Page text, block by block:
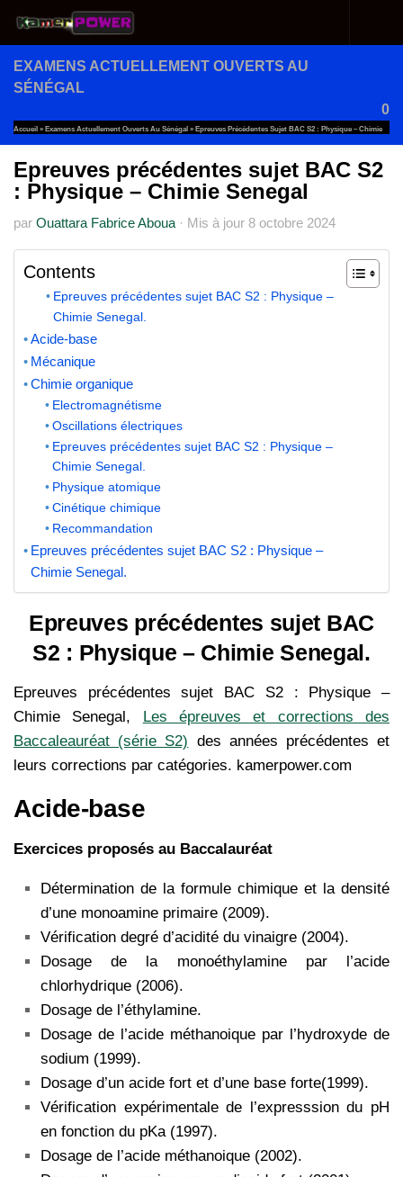
Au dessous du contenu
EXAMENS ACTUELLEMENT OUVERTS AU
SÉNÉGAL
0
Accueil » Examens Actuellement Ouverts Au Sénégal » Epreuves Précédentes Sujet BAC S2 : Physique – Chimie
Senegal
Epreuves précédentes sujet BAC S2
: Physique – Chimie Senegal
par Ouattara Fabrice Aboua · Mis à jour 8 octobre 2024
Contents
Epreuves précédentes sujet BAC S2 : Physique –
Chimie Senegal.
Acide-base
Mécanique
Chimie organique
Electromagnétisme
Oscillations électriques
Epreuves précédentes sujet BAC S2 : Physique –
Chimie Senegal.
Physique atomique
Cinétique chimique
Recommandation
Epreuves précédentes sujet BAC S2 : Physique –
Chimie Senegal.
Epreuves précédentes sujet BAC
S2 : Physique – Chimie Senegal.
Epreuves précédentes sujet BAC S2 : Physique –
Chimie Senegal, Les épreuves et corrections des
Baccaleauréat (série S2) des années précédentes et
leurs corrections par catégories. kamerpower.com
Acide-base
Exercices proposés au Baccalauréat
Détermination de la formule chimique et la densité
d’une monoamine primaire (2009).
Vérification degré d’acidité du vinaigre (2004).
Dosage de la monoéthylamine par l’acide
chlorhydrique (2006).
Dosage de l’éthylamine.
Dosage de l’acide méthanoique par l’hydroxyde de
sodium (1999).
Dosage d’un acide fort et d’une base forte(1999).
Vérification expérimentale de l’expresssion du pH
en fonction du pKa (1997).
Dosage de l’acide méthanoique (2002).